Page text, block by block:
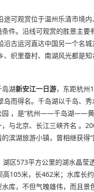
可观赏位于温州乐清市境
件。沿线可观赏的胜景主
古运河直达中国另一个名
织里蚕村、南湖风光都是
岛湖新安江一日游，东距杭州
而得名。千岛湖以千岛、
，是“杭州——千岛湖——
与北京、长江三峡齐名 。
湖旅游小镇，曾相继获得
区573平方公里的湖水晶莹
105米，长462米；水库
库，不但气魄雄伟，而且